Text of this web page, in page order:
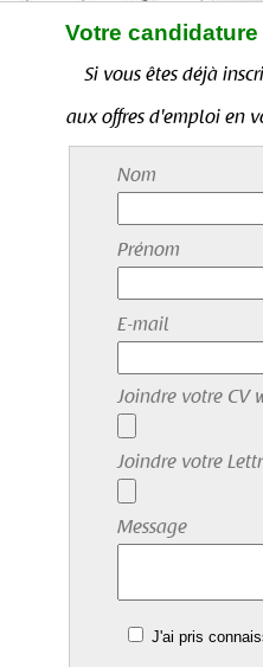
Votre candidature
Si vous êtes déjà
aux offres d'emploi en
Nom
Prénom
E-mail
Joindre votre CV
Joindre votre
Message
J'ai pris